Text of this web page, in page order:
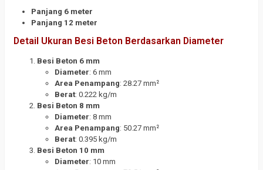
Panjang 6 meter
Panjang 12 meter
Detail Ukuran Besi Beton Berdasarkan Diameter
Besi Beton 6 mm
Diameter: 6 mm
Area Penampang: 28.27 mm²
Berat: 0.222 kg/m
Besi Beton 8 mm
Diameter: 8 mm
Area Penampang: 50.27 mm²
Berat: 0.395 kg/m
Besi Beton 10 mm
Diameter: 10 mm